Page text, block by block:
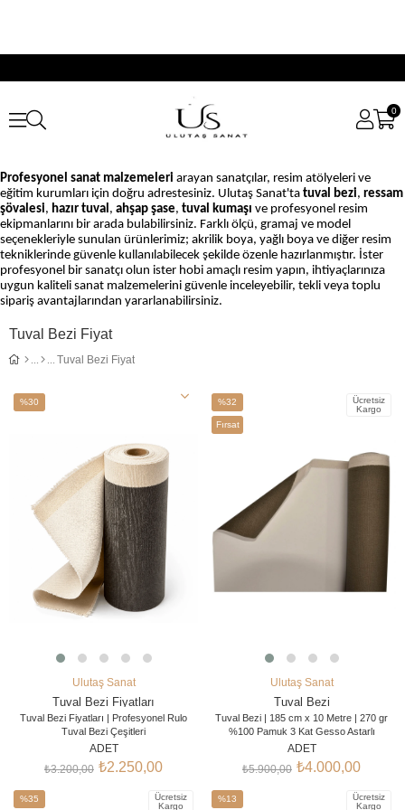
0
Profesyonel sanat malzemeleri arayan sanatçılar, resim atölyeleri ve
eğitim kurumları için doğru adrestesiniz. Ulutaş Sanat'ta tuval bezi, ressam
şövalesi, hazır tuval , ahşap şase, tuval kumaşı ve profesyonel resim
ekipmanlarını bir arada bulabilirsiniz. Farklı ölçü, gramaj ve model
seçenekleriyle sunulan ürünlerimiz; akrilik boya, yağlı boya ve diğer resim
tekniklerinde güvenle kullanılabilecek şekilde özenle hazırlanmıştır. İster
profesyonel bir sanatçı olun ister hobi amaçlı resim yapın, ihtiyaçlarınıza
uygun kaliteli sanat malzemelerini güvenle inceleyebilir, tekli veya toplu
sipariş avantajlarından yararlanabilirsiniz.
Tuval Bezi Fiyat
Tuval Bezi Fiyat
SEPETE EKLE
%30
Ulutaş Sanat
Tuval Bezi Fiyatları
Tuval Bezi Fiyatları | Profesyonel Rulo
Tuval Bezi Çeşitleri
Ulutaş Sanat olarak profesyonel ressamlar,
ve eğitim kurumları için kalitelituval bezi
fiyatları
; ürünün gramajına, kumaş türüne,
ADET
₺2.250,00
₺3.200,00
SEPETE EKLE
%32
İndirim
Fırsat
Ücretsiz
Kargo
Ulutaş Sanat
Tuval Bezi
Tuval Bezi | 185 cm x 10 Metre | 270 gr
%100 Pamuk 3 Kat Gesso Astarlı
185 cm x 10 metre 270 gr %100 pamuk
atölyeleri, güzel sanatlar öğrencileri ve
resim yüzeyidir. 3 kat gesso astarlı yapısı
ADET
₺4.000,00
₺5.900,00
%35
Ücretsiz
Kargo
%13
Ücretsiz
Kargo